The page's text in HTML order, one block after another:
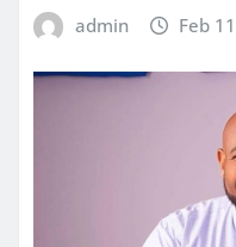
admin Feb